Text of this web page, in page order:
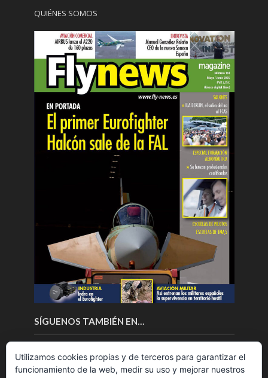
QUIÉNES SOMOS
SÍGUENOS TAMBIÉN EN…
Utilizamos cookies propias y de terceros para garantizar el
funcionamiento de la web, medir su uso y mejorar nuestros